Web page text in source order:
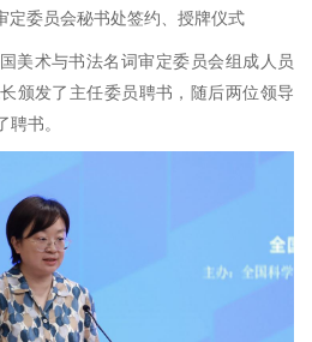
定委员会秘书处签约、授牌仪式
美术与书法名词审定委员会组成人员
颁发了主任委员聘书，随后两位领导
书。